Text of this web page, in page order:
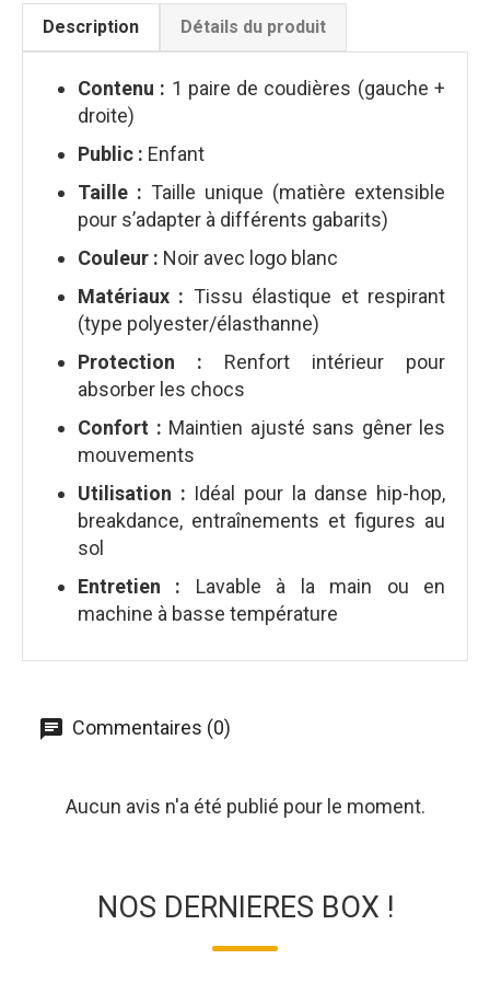
Description Détails du produit
Contenu : 1 paire de coudières (gauche +
droite)
Public : Enfant
Taille : Taille unique (matière extensible
pour s’adapter à différents gabarits)
Couleur : Noir avec logo blanc
Matériaux : Tissu élastique et respirant
(type polyester/élasthanne)
Protection : Renfort intérieur pour
absorber les chocs
Confort : Maintien ajusté sans gêner les
mouvements
Utilisation : Idéal pour la danse hip-hop,
breakdance, entraînements et figures au
sol
Entretien : Lavable à la main ou en
machine à basse température
Commentaires (0)
Aucun avis n'a été publié pour le moment.
NOS DERNIERES BOX !